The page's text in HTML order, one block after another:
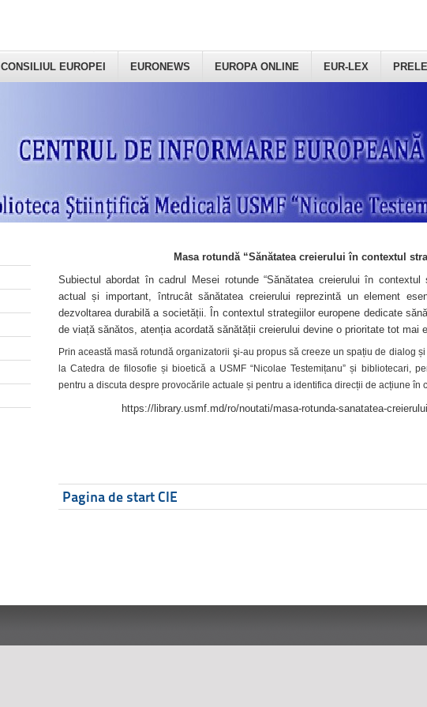
CONSILIUL EUROPEI EURONEWS EUROPA ONLINE EUR-LEX
Masa rotundă “Sănătatea creierului în contextul
Subiectul abordat în cadrul Mesei rotunde “Sănătatea creierului în contextul
actual și important, întrucât sănătatea creierului reprezintă un element
dezvoltarea durabilă a societății. În contextul strategiilor europene dedicate
de viață sănătos, atenția acordată sănătății creierului devine o prioritate tot mai
Prin această masă rotundă organizatorii şi-au propus să creeze un spațiu de dialog
la Catedra de filosofie și bioetică a USMF “Nicolae Testemițanu” și bibliotecari,
pentru a discuta despre provocările actuale și pentru a identifica direcții de acțiune
https://library.usmf.md/ro/noutati/masa-rotunda-sanatatea-
Pagina de start CIE